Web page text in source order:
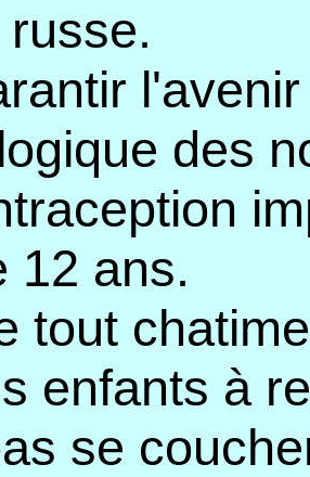
des
12 ans.
tout
enfants à
se